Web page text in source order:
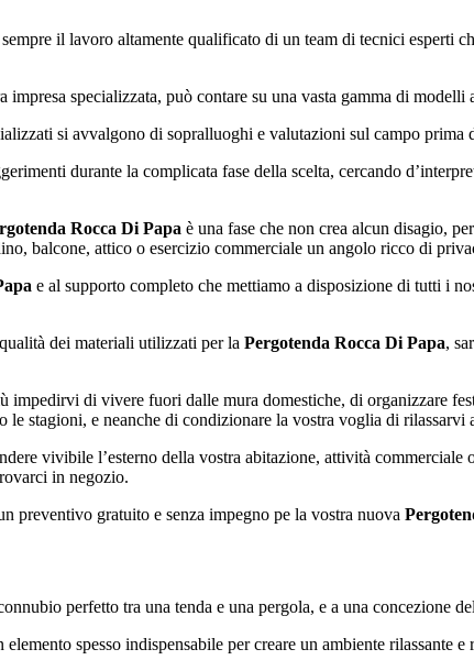
sempre il lavoro altamente qualificato di un team di tecnici esperti
specializzata, può contare su una vasta gamma di modelli
si avvalgono di sopralluoghi e valutazioni sul campo prima
durante la complicata fase della scelta, cercando
Rocca Di Papa è una fase che non crea alcun disagio,
balcone, attico o esercizio commerciale un angolo ricco di
e al supporto completo che mettiamo a disposizione di tutti i
dei materiali utilizzati per la Pergotenda Rocca Di Papa,
impedirvi di vivere fuori dalle mura domestiche, di organizzare
stagioni, e neanche di condizionare la vostra voglia di rilassarvi
vivibile l’esterno della vostra abitazione, attività
in negozio.
preventivo gratuito e senza impegno pe la vostra nuova
perfetto tra una tenda e una pergola, e a una concezione
spesso indispensabile per creare un ambiente rilassante